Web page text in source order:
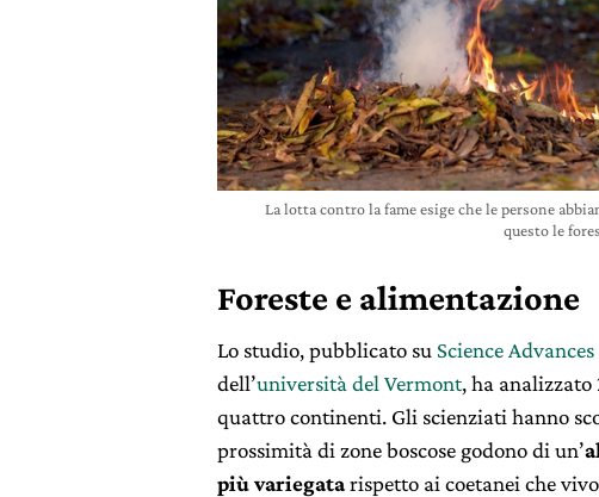
La lotta contro la fame esige che le persone
questo le
Foreste e alimentazione
Lo studio, pubblicato su Science Advances
dell’università del Vermont, ha
quattro continenti. Gli scienziati hanno
prossimità di zone boscose godono di un’
più variegatarispetto ai coetanei che